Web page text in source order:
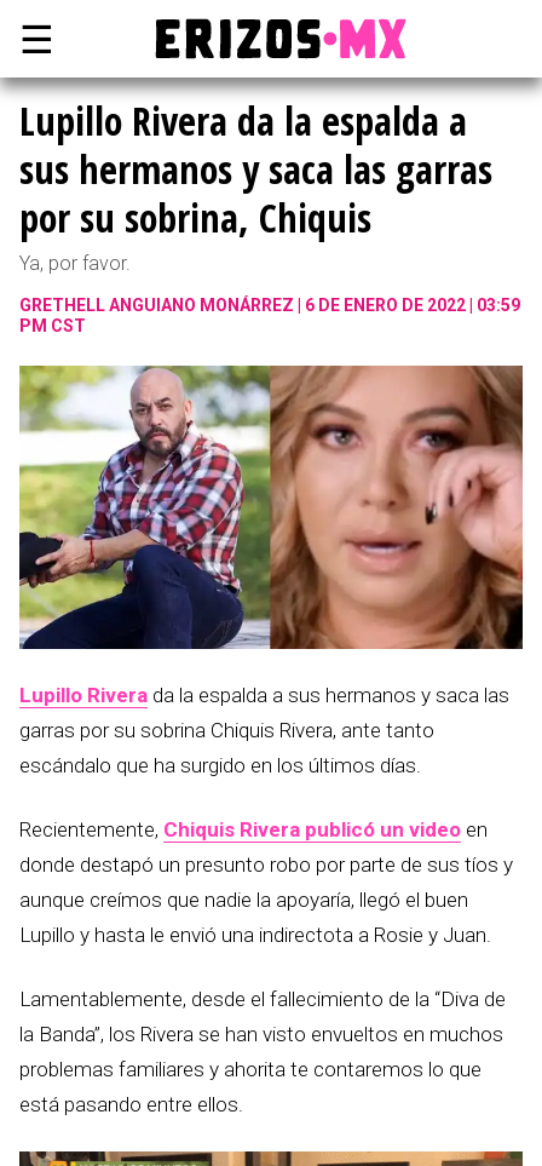
☰
Lupillo Rivera da la espalda a
sus hermanos y saca las garras
por su sobrina, Chiquis
Ya, por favor.
GRETHELL ANGUIANO MONÁRREZ
6 DE ENERO DE 2022 | 03:59
PM CST
Lupillo Rivera da la espalda a sus hermanos y saca las
garras por su sobrina Chiquis Rivera, ante tanto
escándalo que ha surgido en los últimos días.
Recientemente, Chiquis Rivera publicó un video en
donde destapó un presunto robo por parte de sus tíos y
aunque creímos que nadie la apoyaría, llegó el buen
Lupillo y hasta le envió una indirectota a Rosie y Juan.
Lamentablemente, desde el fallecimiento de la “Diva de
la Banda”, los Rivera se han visto envueltos en muchos
problemas familiares y ahorita te contaremos lo que
está pasando entre ellos.